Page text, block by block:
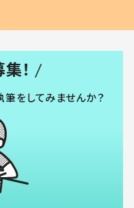
！
筆をしてみませんか？